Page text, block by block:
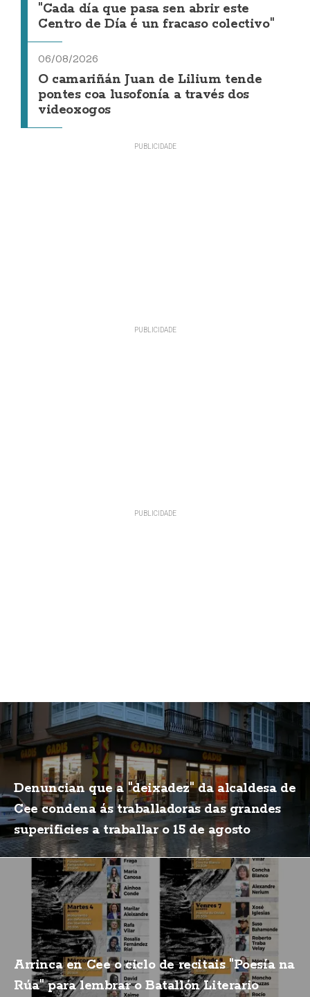
"Cada día que pasa sen abrir este
Centro de Día é un fracaso colectivo"
06/08/2026
O camariñán Juan de Lilium tende
pontes coa lusofonía a través dos
videoxogos
Denuncian que a "deixadez" da alcaldesa de
Cee condena ás traballadoras das grandes
superificies a traballar o 15 de agosto
Arrinca en Cee o ciclo de recitais "Poesía na
Rúa" para lembrar o Batallón Literario